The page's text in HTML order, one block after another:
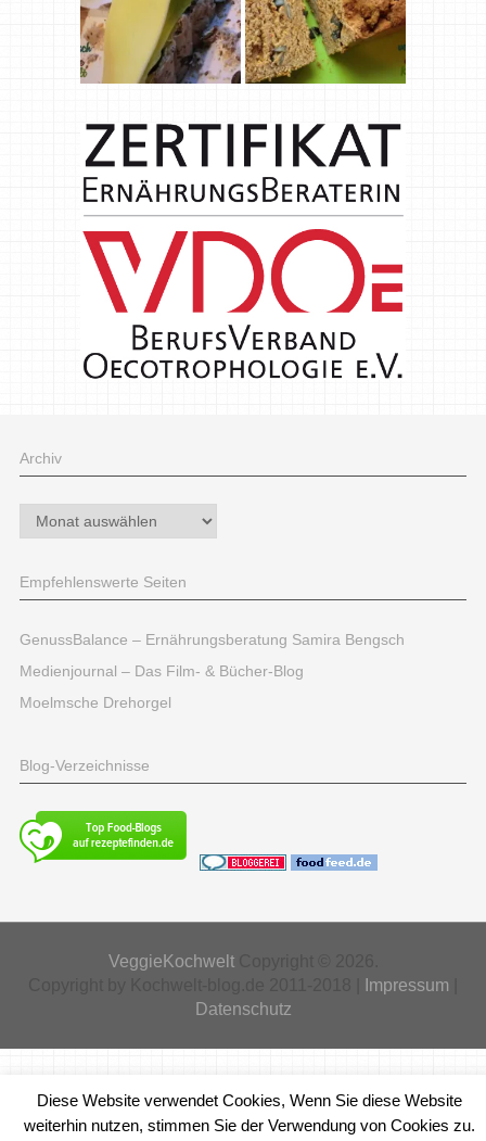
Archiv
Archiv
Empfehlenswerte Seiten
GenussBalance – Ernährungsberatung Samira Bengsch
Medienjournal – Das Film- & Bücher-Blog
Moelmsche Drehorgel
Blog-Verzeichnisse
VeggieKochweltCopyright © 2026.
Impressum
Datenschutz
Diese Website verwendet Cookies, Wenn Sie diese Website
weiterhin nutzen, stimmen Sie der Verwendung von Cookies zu.